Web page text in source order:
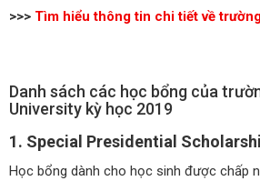
>>> Tìm hiểu thông tin chi tiết về
Danh sách các học bổng của
University kỳ học 2019
1. Special Presidential
Học bổng dành cho học sinh được chấp